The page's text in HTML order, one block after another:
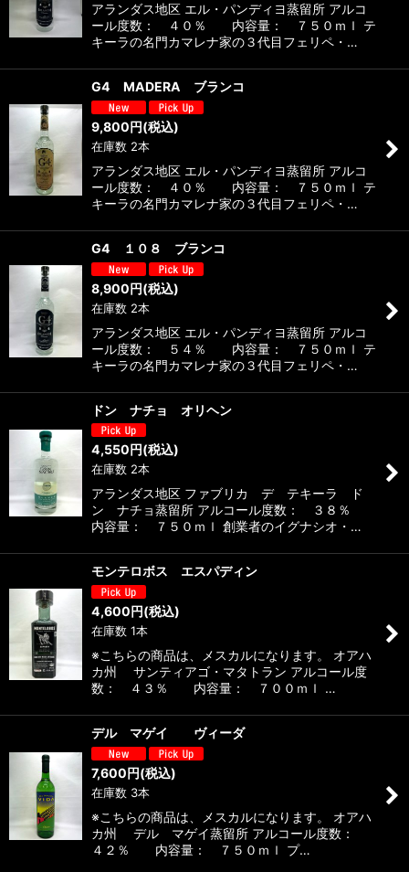
アランダス地区 エル・パンディヨ蒸留所 アルコ
ール度数： ４０％ 内容量： ７５０ｍｌ テ
キーラの名門カマレナ家の３代目フェリペ・…
G4 MADERA ブランコ
9,800円(税込)
在庫数 2本
アランダス地区 エル・パンディヨ蒸留所 アルコ
ール度数： ４０％ 内容量： ７５０ｍｌ テ
キーラの名門カマレナ家の３代目フェリペ・…
G4 １０８ ブランコ
8,900円(税込)
在庫数 2本
アランダス地区 エル・パンディヨ蒸留所 アルコ
ール度数： ５４％ 内容量： ７５０ｍｌ テ
キーラの名門カマレナ家の３代目フェリペ・…
ドン ナチョ オリヘン
4,550円(税込)
在庫数 2本
アランダス地区 ファブリカ デ テキーラ ド
ン ナチョ蒸留所 アルコール度数： ３８％
内容量： ７５０ｍｌ 創業者のイグナシオ・…
モンテロボス エスパディン
4,600円(税込)
在庫数 1本
※こちらの商品は、メスカルになります。 オアハ
カ州 サンティアゴ・マタトラン アルコール度
数： ４３％ 内容量： ７００ｍｌ …
デル マゲイ ヴィーダ
7,600円(税込)
在庫数 3本
※こちらの商品は、メスカルになります。 オアハ
カ州 デル マゲイ蒸留所 アルコール度数：
４２％ 内容量： ７５０ｍｌ プ…